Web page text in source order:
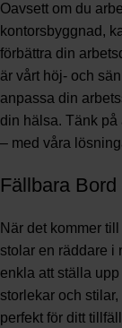
Oavsett om du
kontorsbyggnad,
förbättra din
är vårt höj- och
anpassa din
din hälsa. Tänk på
– med våra
Fällbara Bord
När det kommer
stolar en räddare i
enkla att ställa
storlekar och
perfekt för ditt